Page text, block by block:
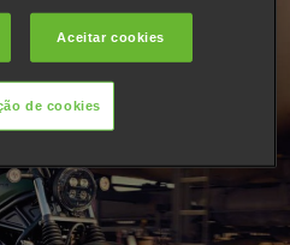
Aceitar cookies
de cookies